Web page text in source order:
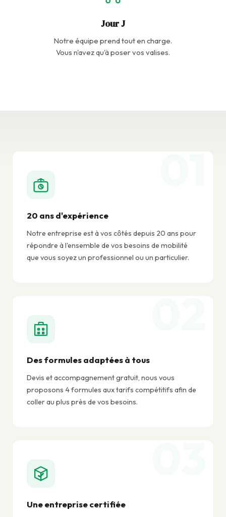
Jour J
Notre équipe prend tout en charge.
Vous n'avez qu'à poser vos valises.
20 ans d'expérience
Notre entreprise est à vos côtés depuis 20 ans pour
répondre à l'ensemble de vos besoins de mobilité
que vous soyez un professionnel ou un particulier.
Des formules adaptées à tous
Devis et accompagnement gratuit, nous vous
proposons 4 formules aux tarifs compétitifs afin de
coller au plus près de vos besoins.
Une entreprise certifiée